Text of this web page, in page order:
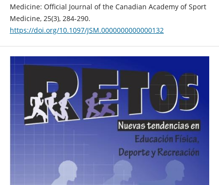
Medicine: Official Journal of the Canadian Academy of Sport
Medicine, 25(3), 284-290.
https://doi.org/10.1097/JSM.0000000000000132